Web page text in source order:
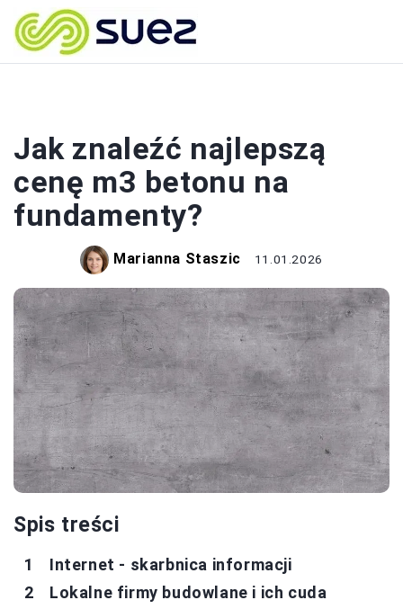
Jak znaleźć najlepszą
cenę m3 betonu na
fundamenty?
Marianna Staszic 11.01.2026
Spis treści
Internet - skarbnica informacji
Lokalne firmy budowlane i ich cuda